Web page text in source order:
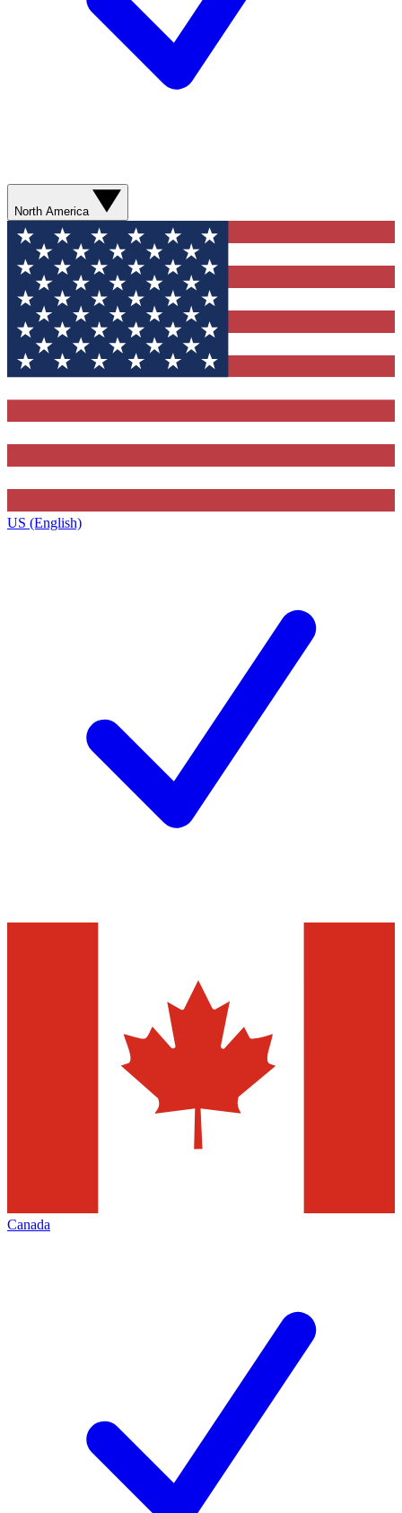
North America
US (English)
Canada